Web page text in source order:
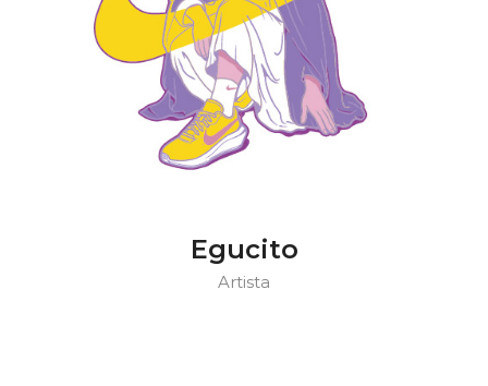
Egucito
Artista